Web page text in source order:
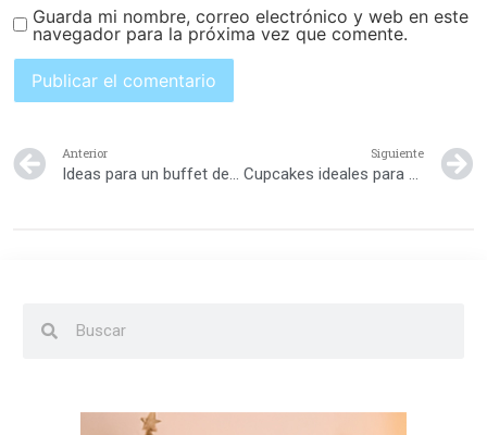
Guarda mi nombre, correo electrónico y web en este
navegador para la próxima vez que comente.
Anterior
Ideas para un buffet de dulces en un Baby Shower
Siguiente
Cupcakes ideales para Baby Shower